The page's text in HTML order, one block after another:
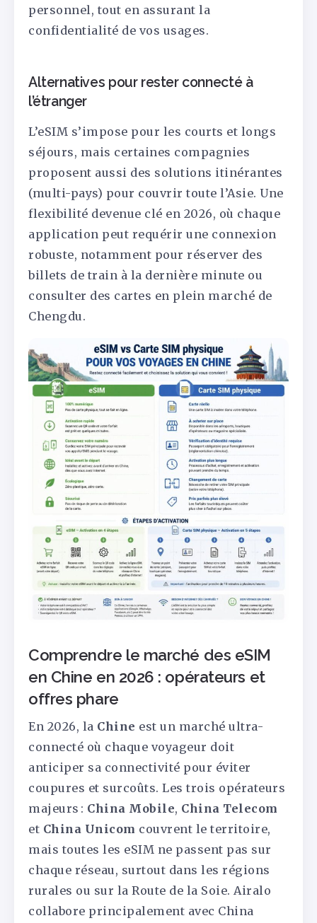
personnel, tout en assurant la
confidentialité de vos usages.
Alternatives pour rester connecté à
l’étranger
L’eSIM s’impose pour les courts et longs
séjours, mais certaines compagnies
proposent aussi des solutions itinérantes
(multi-pays) pour couvrir toute l’Asie. Une
flexibilité devenue clé en 2026, où chaque
application peut requérir une connexion
robuste, notamment pour réserver des
billets de train à la dernière minute ou
consulter des cartes en plein marché de
Chengdu.
Comprendre le marché des eSIM
en Chine en 2026 : opérateurs et
offres phare
En 2026, la Chine est un marché ultra-
connecté où chaque voyageur doit
anticiper sa connectivité pour éviter
coupures et surcoûts. Les trois opérateurs
majeurs : China Mobile, China Telecom
et China Unicom couvrent le territoire,
mais toutes les eSIM ne passent pas sur
chaque réseau, surtout dans les régions
rurales ou sur la Route de la Soie. Airalo
collabore principalement avec China